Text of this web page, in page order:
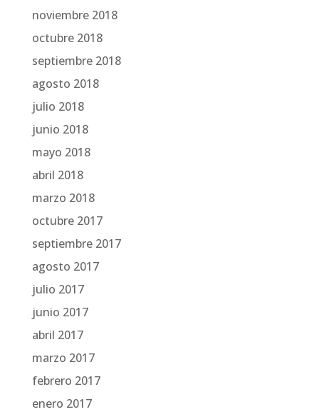
noviembre 2018
octubre 2018
septiembre 2018
agosto 2018
julio 2018
junio 2018
mayo 2018
abril 2018
marzo 2018
octubre 2017
septiembre 2017
agosto 2017
julio 2017
junio 2017
abril 2017
marzo 2017
febrero 2017
enero 2017